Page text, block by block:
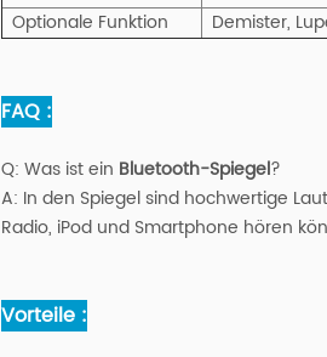
Optionale Funktion
Demister,
FAQ :
Q: Was ist ein Bluetooth-Spiegel?
A: In den Spiegel sind hochwertige
Radio, iPod und Smartphone hören
Vorteile :